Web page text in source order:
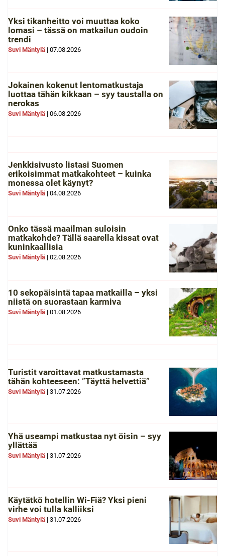
Yksi tikanheitto voi muuttaa koko
lomasi – tässä on matkailun oudoin
trendi
Suvi Mäntylä | 07.08.2026
Jokainen kokenut lentomatkustaja
luottaa tähän kikkaan – syy taustalla on
nerokas
Suvi Mäntylä | 06.08.2026
Jenkkisivusto listasi Suomen
erikoisimmat matkakohteet – kuinka
monessa olet käynyt?
Suvi Mäntylä | 04.08.2026
Onko tässä maailman suloisin
matkakohde? Tällä saarella kissat ovat
kuninkaallisia
Suvi Mäntylä | 02.08.2026
10 sekopäisintä tapaa matkailla – yksi
niistä on suorastaan karmiva
Suvi Mäntylä | 01.08.2026
Turistit varoittavat matkustamasta
tähän kohteeseen: ”Täyttä helvettiä”
Suvi Mäntylä | 31.07.2026
Yhä useampi matkustaa nyt öisin – syy
yllättää
Suvi Mäntylä | 31.07.2026
Käytätkö hotellin Wi-Fiä? Yksi pieni
virhe voi tulla kalliiksi
Suvi Mäntylä | 31.07.2026